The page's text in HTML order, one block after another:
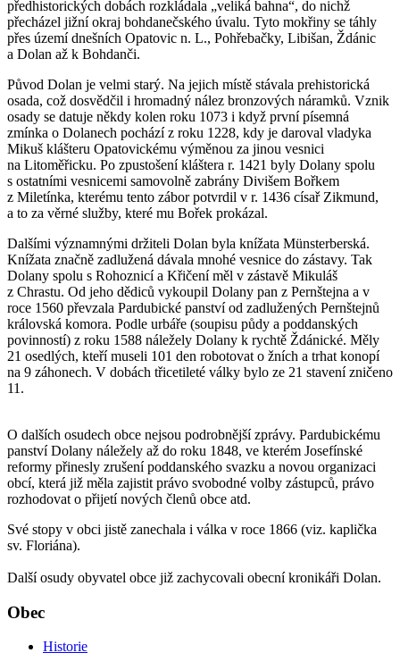
předhistorických dobách rozkládala „veliká bahna“, do nichž
přecházel jižní okraj bohdanečského úvalu. Tyto mokřiny se táhly
přes území dnešních Opatovic n. L., Pohřebačky, Libišan, Ždánic
a Dolan až k Bohdanči.
Původ Dolan je velmi starý. Na jejich místě stávala prehistorická
osada, což dosvědčil i hromadný nález bronzových náramků. Vznik
osady se datuje někdy kolen roku 1073 i když první písemná
zmínka o Dolanech pochází z roku 1228, kdy je daroval vladyka
Mikuš klášteru Opatovickému výměnou za jinou vesnici
na Litoměřicku. Po zpustošení kláštera r. 1421 byly Dolany spolu
s ostatními vesnicemi samovolně zabrány Divišem Bořkem
z Miletínka, kterému tento zábor potvrdil v r. 1436 císař Zikmund,
a to za věrné služby, které mu Bořek prokázal.
Dalšími významnými držiteli Dolan byla knížata Münsterberská.
Knížata značně zadlužená dávala mnohé vesnice do zástavy. Tak
Dolany spolu s Rohoznicí a Křičení měl v zástavě Mikuláš
z Chrastu. Od jeho dědiců vykoupil Dolany pan z Pernštejna a v
roce 1560 převzala Pardubické panství od zadlužených Pernštejnů
královská komora. Podle urbáře (soupisu půdy a poddanských
povinností) z roku 1588 náležely Dolany k rychtě Ždánické. Měly
21 osedlých, kteří museli 101 den robotovat o žních a trhat konopí
na 9 záhonech. V dobách třicetileté války bylo ze 21 stavení zničeno
11.
O dalších osudech obce nejsou podrobnější zprávy. Pardubickému
panství Dolany náležely až do roku 1848, ve kterém Josefínské
reformy přinesly zrušení poddanského svazku a novou organizaci
obcí, která již měla zajistit právo svobodné volby zástupců, právo
rozhodovat o přijetí nových členů obce atd.
Své stopy v obci jistě zanechala i válka v roce 1866 (viz. kaplička
sv. Floriána).
Další osudy obyvatel obce již zachycovali obecní kronikáři Dolan.
Obec
Historie